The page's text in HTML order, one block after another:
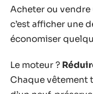
Acheter ou vendre
c’est afficher une
économiser
Le moteur ?
Chaque vêtement